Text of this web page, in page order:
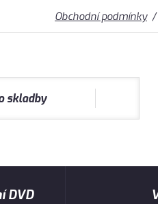
Obchodní podmínky
DVD